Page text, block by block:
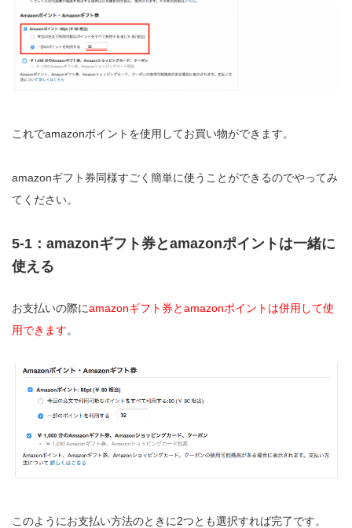
これでamazonポイントを使用してお買い物ができます。
amazonギフト券同様すごく簡単に使うことができるのでやってみ
てください。
5-1：amazonギフト券とamazonポイントは一緒に
使える
お支払いの際にamazonギフト券とamazonポイントは併用して使
用できます。
このようにお支払い方法のときに2つとも選択すれば完了です。